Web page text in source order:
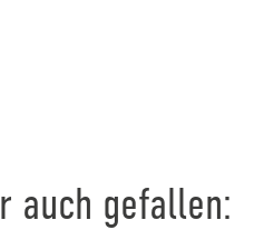
auch gefallen: